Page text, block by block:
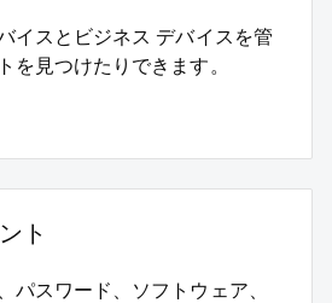
イスとビジネス デバイスを管
を見つけたりできます。
ト
パスワード、ソフトウェア、